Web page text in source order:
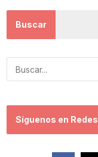
Buscar
Síguenos en Redes